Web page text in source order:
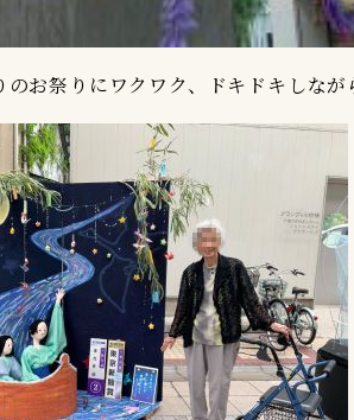
のお祭りにワクワク、ドキドキしな